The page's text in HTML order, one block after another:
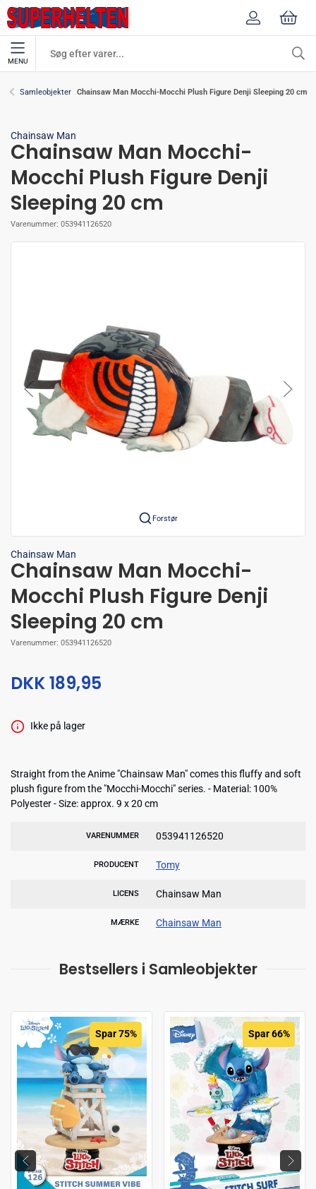
MENU
Samleobjekter Chainsaw Man Mocchi-Mocchi Plush Figure Denji Sleeping 20 cm
Chainsaw Man
Chainsaw Man Mocchi-
Mocchi Plush Figure Denji
Sleeping 20 cm
Varenummer: 053941126520
Forstør
Chainsaw Man
Chainsaw Man Mocchi-
Mocchi Plush Figure Denji
Sleeping 20 cm
Varenummer: 053941126520
DKK 189,95
Ikke på lager
Straight from the Anime "Chainsaw Man" comes this fluffy and soft
plush figure from the "Mocchi-Mocchi" series. - Material: 100%
Polyester - Size: approx. 9 x 20 cm
VARENUMMER 053941126520
PRODUCENT Tomy
LICENS Chainsaw Man
MÆRKE Chainsaw Man
Bestsellers i Samleobjekter
Spar 75% Spar 66%